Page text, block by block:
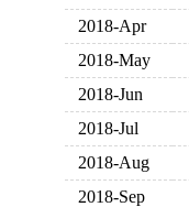
2018-Apr
2018-May
2018-Jun
2018-Jul
2018-Aug
2018-Sep